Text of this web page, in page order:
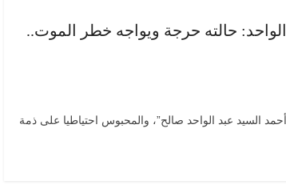
حالته حرجة ويواجه خطر الموت..
السيد عبد الواحد صالح”، والمحبوس احتياطيا على ذمة